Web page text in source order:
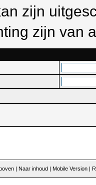
zijn
zijn van
| Naar inhoud | Mobile Version |